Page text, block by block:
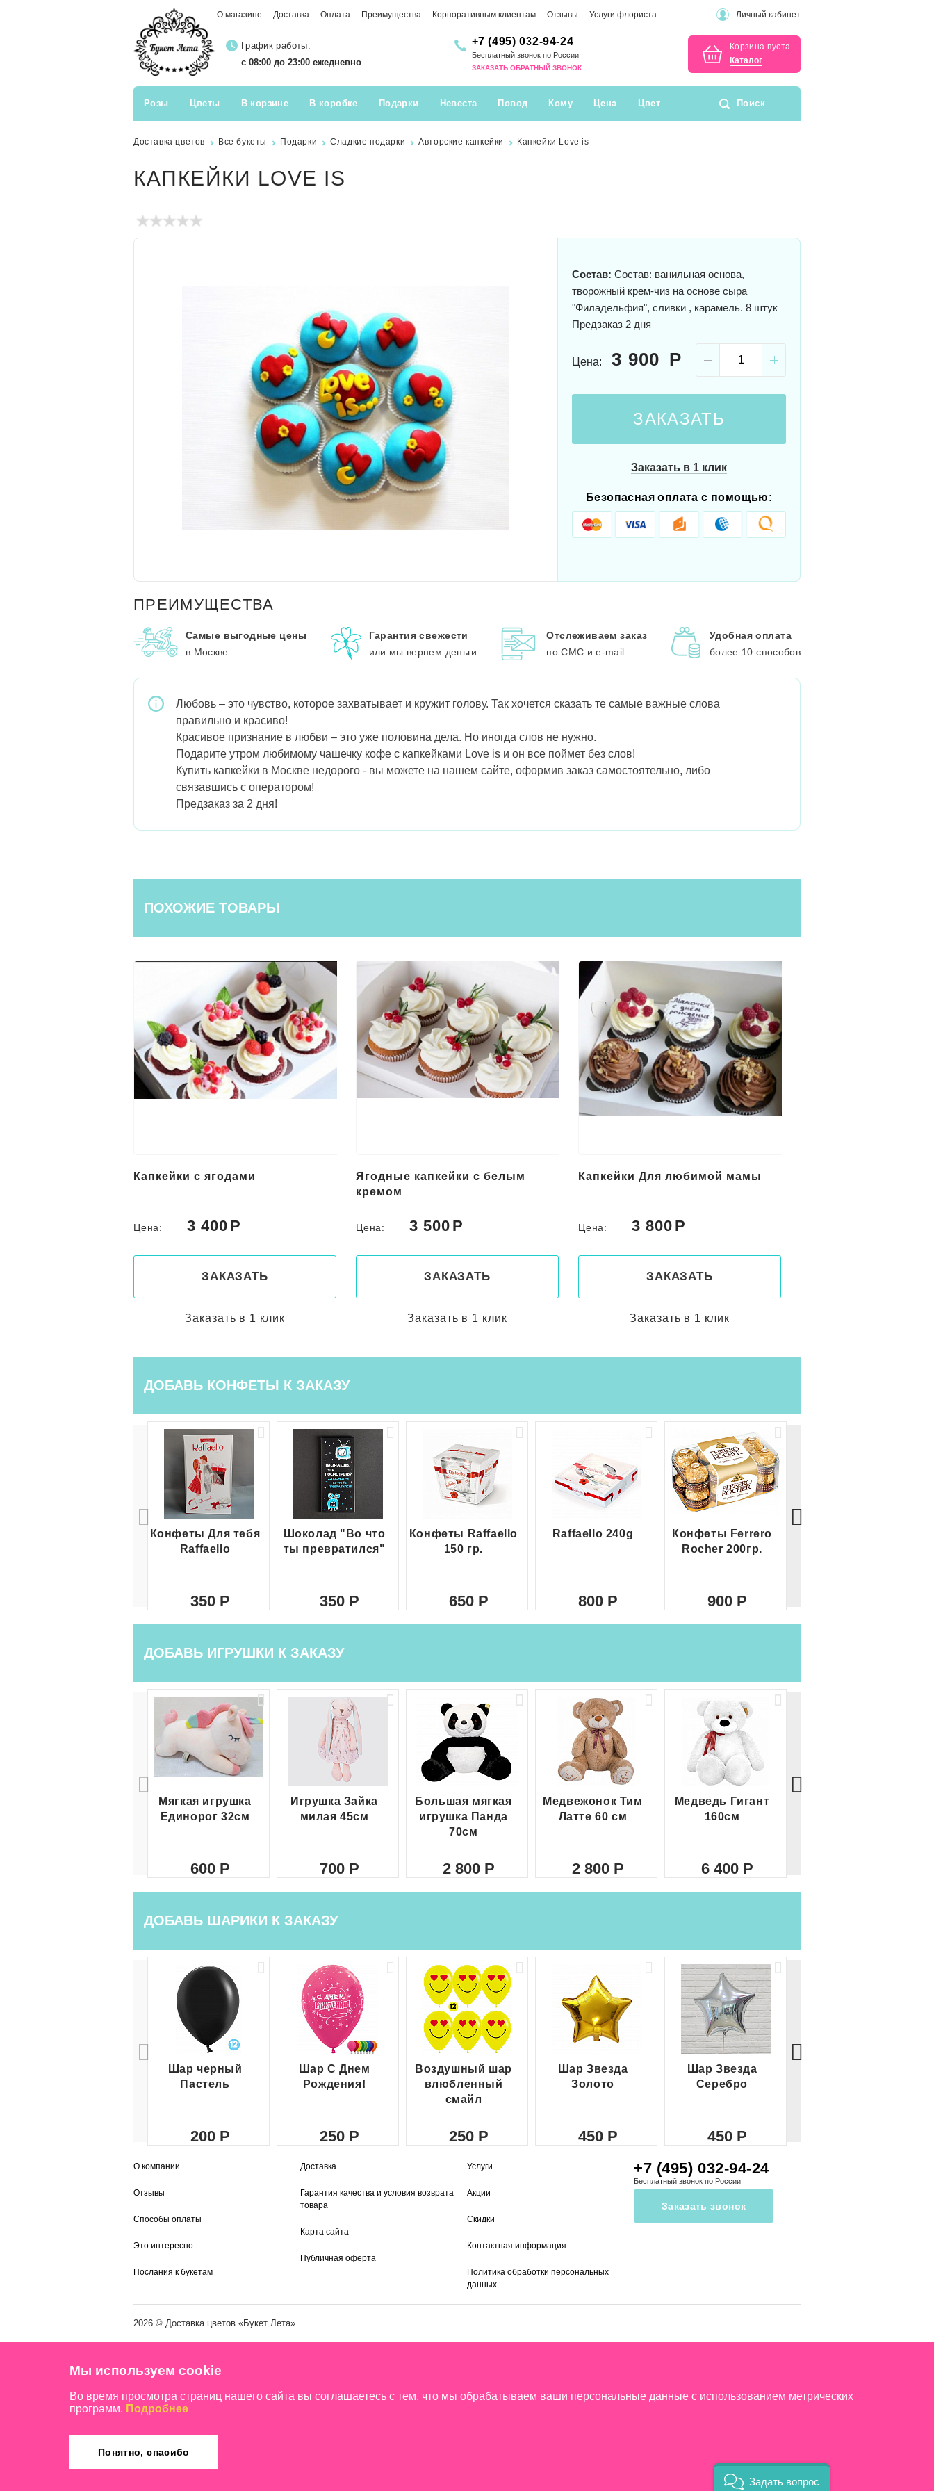
О магазине Доставка Оплата Преимущества Корпоративным клиентам Отзывы Услуги флориста Личный кабинет
График работы:
с 08:00 до 23:00 ежедневно
+7 (495) 032-94-24
Бесплатный звонок по России
ЗАКАЗАТЬ ОБРАТНЫЙ ЗВОНОК
Корзина пуста
Каталог
Розы Цветы В корзине В коробке Подарки Невеста Повод Кому Цена Цвет Поиск
Доставка цветов Все букеты Подарки Сладкие подарки Авторские капкейки Капкейки Love is
КАПКЕЙКИ LOVE IS
Состав: Состав: ванильная основа,
творожный крем-чиз на основе сыра
"Филадельфия", сливки , карамель. 8 штук
Предзаказ 2 дня
Цена: 3 900
ЗАКАЗАТЬ
Заказать в 1 клик
Безопасная оплата с помощью:
ПРЕИМУЩЕСТВА
Самые выгодные цены
в Москве.
Гарантия свежести
или мы вернем деньги
Отслеживаем заказ
по СМС и e-mail
Удобная оплата
более 10 способов
Любовь – это чувство, которое захватывает и кружит голову. Так хочется сказать те самые важные слова
правильно и красиво!
Красивое признание в любви – это уже половина дела. Но иногда слов не нужно.
Подарите утром любимому чашечку кофе с капкейками Love is и он все поймет без слов!
Купить капкейки в Москве недорого - вы можете на нашем сайте, оформив заказ самостоятельно, либо
связавшись с оператором!
Предзаказ за 2 дня!
ПОХОЖИЕ ТОВАРЫ
Капкейки с ягодами
Цена: 3 400
ЗАКАЗАТЬ
Заказать в 1 клик
Ягодные капкейки с белым
кремом
Цена: 3 500
ЗАКАЗАТЬ
Заказать в 1 клик
Капкейки Для любимой мамы
Цена: 3 800
ЗАКАЗАТЬ
Заказать в 1 клик
ДОБАВЬ КОНФЕТЫ К ЗАКАЗУ
Конфеты Для тебя
Raffaello
350
Шоколад "Во что
ты превратился"
350
Конфеты Raffaello
150 гр.
650
Raffaello 240g
800
Конфеты Ferrero
Rocher 200гр.
900
ДОБАВЬ ИГРУШКИ К ЗАКАЗУ
Мягкая игрушка
Единорог 32см
600
Игрушка Зайка
милая 45см
700
Большая мягкая
игрушка Панда
70см
2 800
Медвежонок Тим
Латте 60 см
2 800
Медведь Гигант
160см
6 400
ДОБАВЬ ШАРИКИ К ЗАКАЗУ
Шар черный
Пастель
200
Шар С Днем
Рождения!
250
Воздушный шар
влюбленный
смайл
250
Шар Звезда
Золото
450
Шар Звезда
Серебро
450
О компании
Отзывы
Способы оплаты
Это интересно
Послания к букетам
Доставка
Гарантия качества и условия возврата
товара
Карта сайта
Публичная оферта
Услуги
Акции
Скидки
Контактная информация
Политика обработки персональных
данных
+7 (495) 032-94-24
Бесплатный звонок по России
Заказать звонок
2026 © Доставка цветов «Букет Лета»
Мы используем cookie
Во время просмотра страниц нашего сайта вы соглашаетесь с тем, что мы обрабатываем ваши персональные данные с использованием метрических
программ. Подробнее
Понятно, спасибо
Задать вопрос